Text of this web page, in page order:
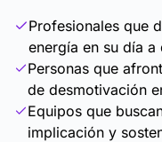
Profesionales que
energía en su día a
Personas que
de desmotivación
Equipos que
implicación y